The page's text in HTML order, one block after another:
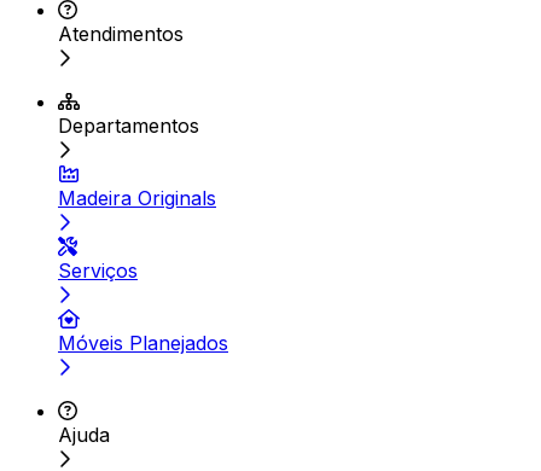
Atendimentos
Departamentos
Madeira Originals
Serviços
Móveis Planejados
Ajuda